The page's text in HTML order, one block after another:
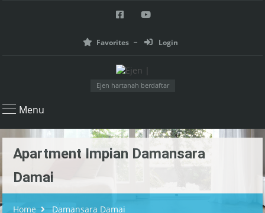
Favorites Login
Ejen hartanah berdaftar
Menu
Apartment Impian Damansara
Damai
Home Damansara Damai